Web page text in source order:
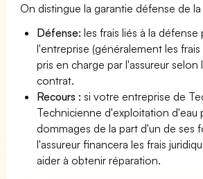
On distingue la garantie défense de
Défense: les frais liés à la
l'entreprise (généralement les
pris en charge par l'assureur selon
contrat.
Recours : si votre entreprise de
Technicienne d'exploitation d'eau
dommages de la part d'un de ses
l'assureur financera les frais
aider à obtenir réparation.